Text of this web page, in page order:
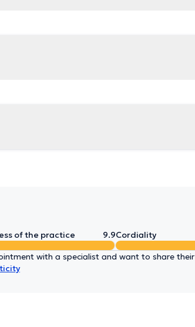
of the practice 9.9Cordiality
with a specialist and want to share their